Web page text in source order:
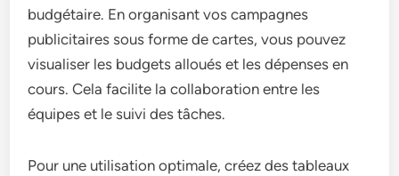
budgétaire. En organisant vos campagnes
publicitaires sous forme de cartes, vous pouvez
visualiser les budgets alloués et les dépenses en
cours. Cela facilite la collaboration entre les
équipes et le suivi des tâches.
Pour une utilisation optimale, créez des tableaux